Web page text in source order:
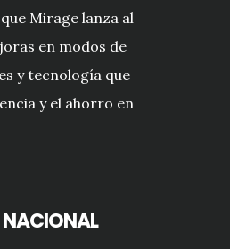
Mirage lanza al
en modos de
y tecnología que
y el ahorro en